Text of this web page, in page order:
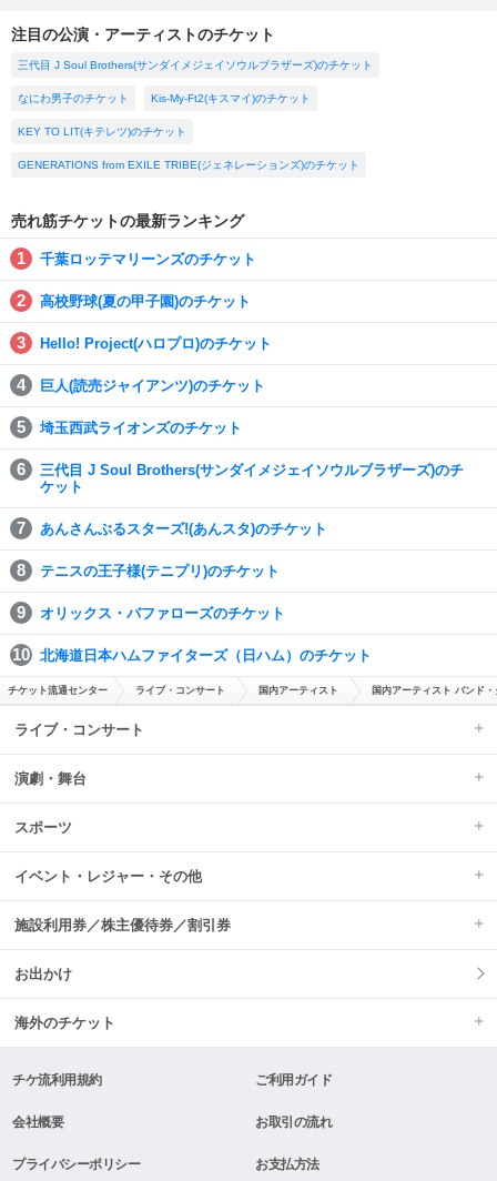
注目の公演・アーティストのチケット
三代目 J Soul Brothers(サンダイメジェイソウルブラザーズ)のチケット
なにわ男子のチケット Kis-My-Ft2(キスマイ)のチケット
KEY TO LIT(キテレツ)のチケット
GENERATIONS from EXILE TRIBE(ジェネレーションズ)のチケット
売れ筋チケットの最新ランキング
千葉ロッテマリーンズのチケット
高校野球(夏の甲子園)のチケット
Hello! Project(ハロプロ)のチケット
巨人(読売ジャイアンツ)のチケット
埼玉西武ライオンズのチケット
三代目 J Soul Brothers(サンダイメジェイソウルブラザーズ)のチ
ケット
あんさんぶるスターズ!(あんスタ)のチケット
テニスの王子様(テニプリ)のチケット
オリックス・バファローズのチケット
北海道日本ハムファイターズ（日ハム）のチケット
チケット流通センター ライブ・コンサート 国内アーティスト 国内アーティスト バンド
ライブ・コンサート
演劇・舞台
スポーツ
イベント・レジャー・その他
施設利用券／株主優待券／割引券
お出かけ
海外のチケット
チケ流利用規約 ご利用ガイド
会社概要 お取引の流れ
プライバシーポリシー お支払方法